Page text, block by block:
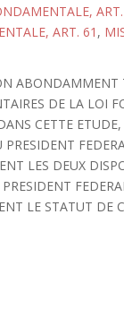
ART. 61 ,
ABONDAMMENT
DE LA LOI
CETTE
LES DEUX
LE STATUT DE